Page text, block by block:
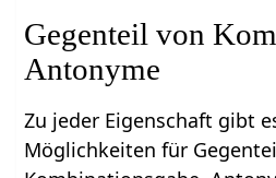
Gegenteil von
Antonyme
Zu jeder Eigenschaft gibt
Möglichkeiten für